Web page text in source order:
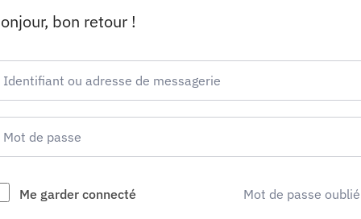
bon retour !
Me garder connecté Mot de passe